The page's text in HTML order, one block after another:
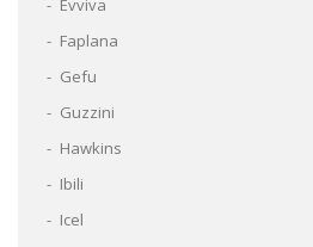
Faplana
Gefu
Guzzini
Hawkins
Ibili
Icel